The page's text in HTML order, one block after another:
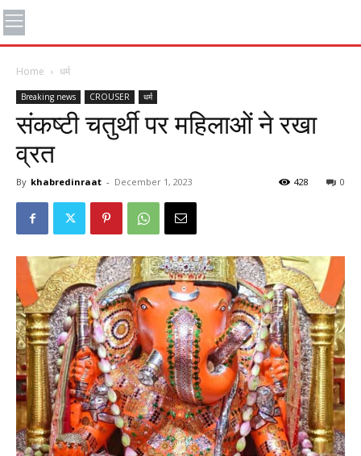
Home धर्म
Breaking news CROUSER धर्म
संकष्टी चतुर्थी पर महिलाओं ने रखा
व्रत
By khabredinraat - December 1, 2023 0
428